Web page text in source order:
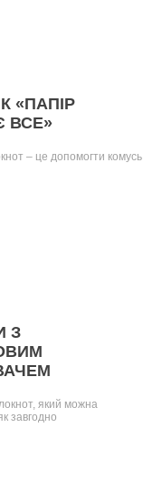
«ПАПІР
ВСЕ»
– це допомогти комусь
З
який можна
завгодно